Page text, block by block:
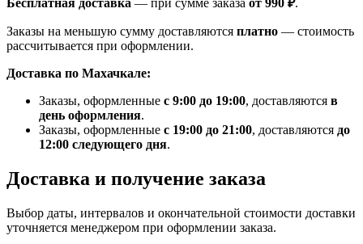
Бесплатная доставка — при сумме заказа от 990 ₽.
Заказы на меньшую сумму доставляются платно — стоимость
рассчитывается при оформлении.
Доставка по Махачкале:
Заказы, оформленные с 9:00 до 19:00, доставляются в
день оформления.
Заказы, оформленные с 19:00 до 21:00, доставляются до
12:00 следующего дня.
Доставка и получение заказа
Выбор даты, интервалов и окончательной стоимости доставки
уточняется менеджером при оформлении заказа.